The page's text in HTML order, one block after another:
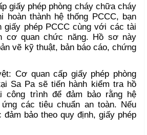
giấy phép phòng cháy chữa cháy
hoàn thành hệ thống PCCC, bạn
giấy phép PCCC cùng với các tài
cơ quan chức năng. Hồ sơ này
vẽ kỹ thuật, bản báo cáo, chứng
Cơ quan cấp giấy phép phòng
Sa Pa sẽ tiến hành kiểm tra hồ
trình để đảm bảo rằng hệ
các tiêu chuẩn an toàn. Nếu
bảo theo quy định, giấy phép